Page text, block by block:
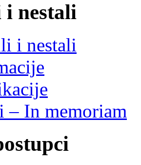
i nestali
i nestali
– In memoriam